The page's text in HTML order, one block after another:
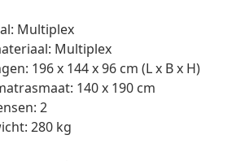
Multiplex
Multiplex
196 x 144 x 96 cm (L x B x H)
140 x 190 cm
2
280 kg